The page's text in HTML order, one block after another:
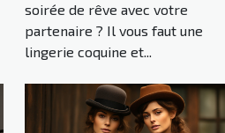
soirée de rêve avec votre
partenaire ? Il vous faut une
lingerie coquine et...